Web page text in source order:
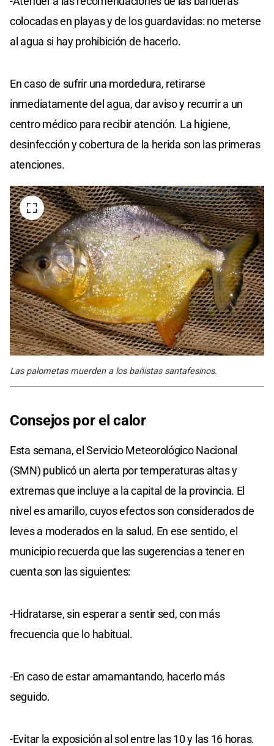
colocadas en playas y de los guardavidas: no meterse
al agua si hay prohibición de hacerlo.
En caso de sufrir una mordedura, retirarse
inmediatamente del agua, dar aviso y recurrir a un
centro médico para recibir atención. La higiene,
desinfección y cobertura de la herida son las primeras
atenciones.
Las palometas muerden a los bañistas santafesinos.
Consejos por el calor
Esta semana, el Servicio Meteorológico Nacional
(SMN) publicó un alerta por temperaturas altas y
extremas que incluye a la capital de la provincia. El
nivel es amarillo, cuyos efectos son considerados de
leves a moderados en la salud. En ese sentido, el
municipio recuerda que las sugerencias a tener en
cuenta son las siguientes:
-Hidratarse, sin esperar a sentir sed, con más
frecuencia que lo habitual.
-En caso de estar amamantando, hacerlo más
seguido.
-Evitar la exposición al sol entre las 10 y las 16 horas.